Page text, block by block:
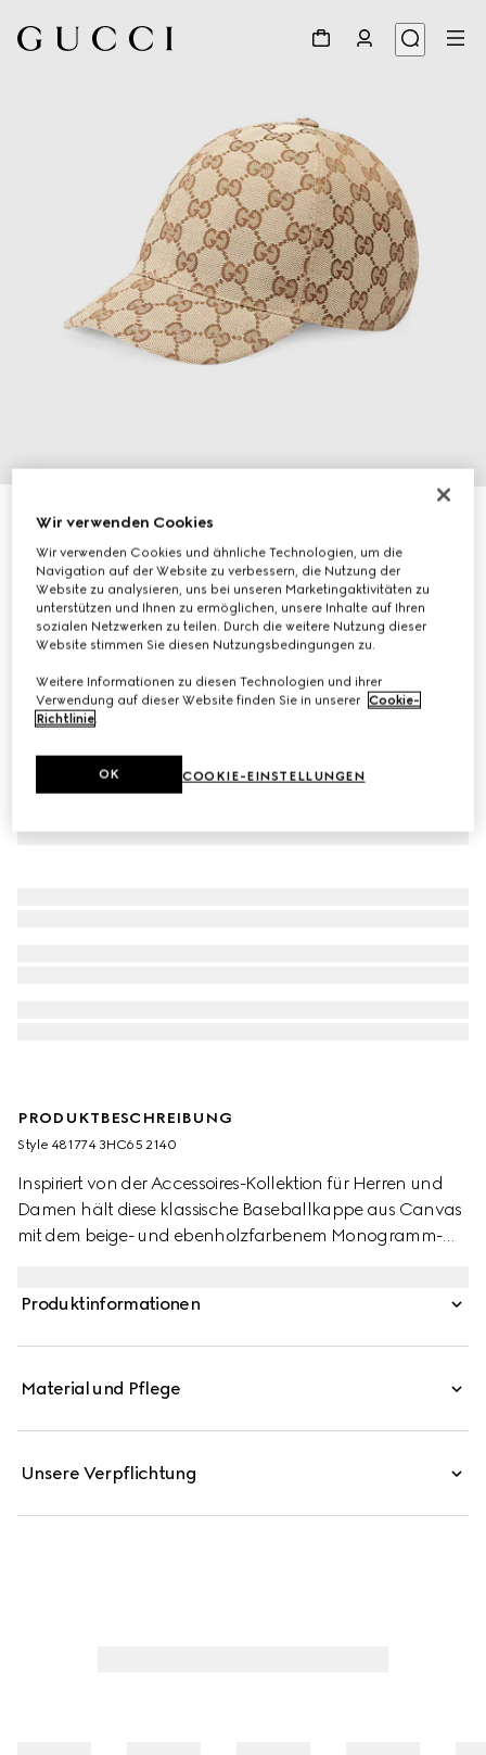
Kinder Mütze aus Original GG Canvas
€ 260
VariantenOriginal GG Canvas
PRODUKTBESCHREIBUNG
Style ‎481774 3HC65 2140
Inspiriert von der Accessoires-Kollektion für Herren und
Damen hält diese klassische Baseballkappe aus Canvas
mit dem beige- und ebenholzfarbenem Monogramm-
Produktinformationen
Material und Pflege
Unsere Verpflichtung
Wir verwenden Cookies
Wir verwenden Cookies und ähnliche Technologien, um die
Navigation auf der Website zu verbessern, die Nutzung der
Website zu analysieren, uns bei unseren Marketingaktivitäten zu
unterstützen und Ihnen zu ermöglichen, unsere Inhalte auf Ihren
sozialen Netzwerken zu teilen. Durch die weitere Nutzung dieser
Website stimmen Sie diesen Nutzungsbedingungen zu.
Weitere Informationen zu diesen Technologien und ihrer
Verwendung auf dieser Website finden Sie in unserer Cookie-
Richtlinie.
COOKIE-EINSTELLUNGEN
OK